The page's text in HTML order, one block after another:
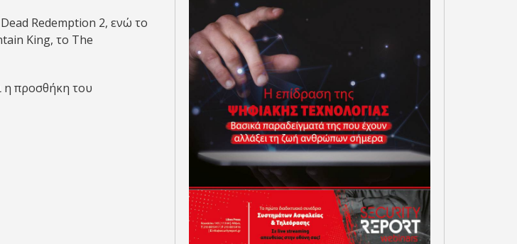
Redemption 2, ενώ το
King, το The
η προσθήκη του